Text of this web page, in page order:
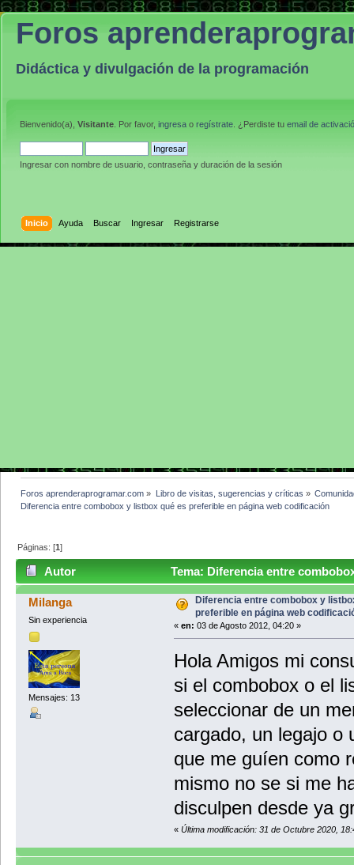
Foros
Didáctica y divulgación de la programación
Bienvenido(a), Visitante . Por favor, ingresa o regístrate . ¿Perdiste tu email de
Ingresar con nombre de usuario, contraseña y duración de la sesión
Inicio Ayuda Buscar Ingresar Registrarse
Foros aprenderaprogramar.com » Libro de visitas, sugerencias y críticas »
Diferencia entre combobox y listbox qué es preferible en página web codificación
Páginas: [1]
Autor
Tema: Diferencia entre
codificación (Leído 10837 veces)
Milanga
Sin experiencia
Mensajes: 13
Diferencia entre combobox y
preferible en página web
« en: 03 de Agosto 2012, 04:20 »
Hola Amigos mi
si el combobox o el
seleccionar de un
cargado, un legajo
que me guíen como
mismo no se si me
disculpen desde ya
« Última modificación: 31 de Octubre 2020,